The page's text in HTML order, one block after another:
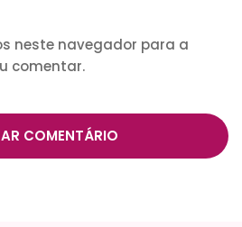
neste navegador para a
comentar.